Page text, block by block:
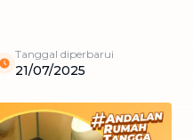
Tanggal diperbarui
21/07/2025